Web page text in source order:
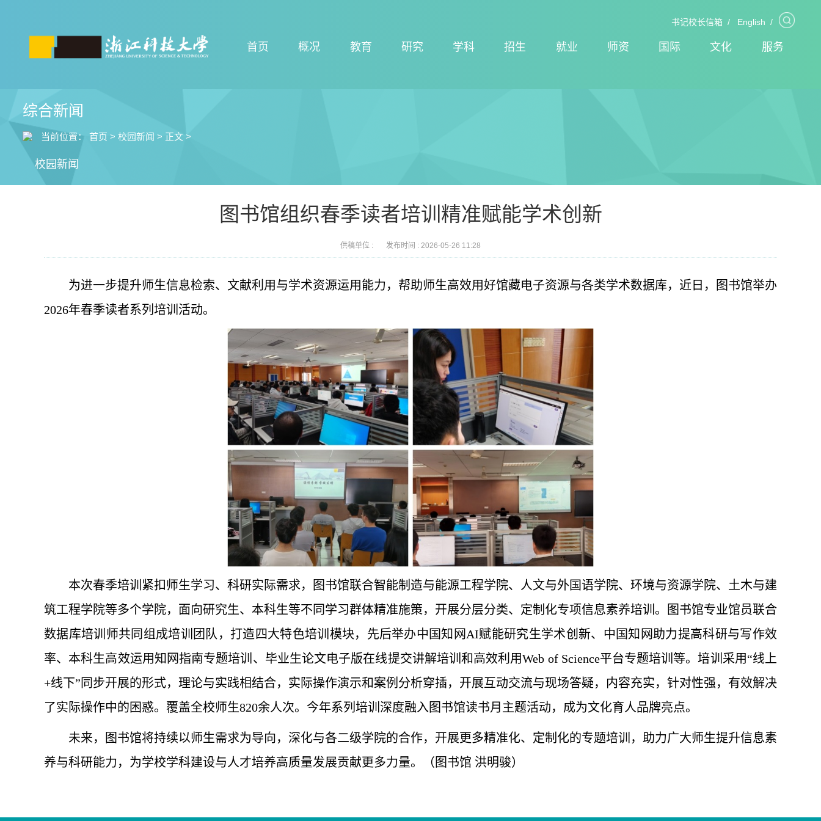
书记校长信箱 / English /
首页 概况 教育 研究 学科 招生 就业 师资 国际 文化 服务
综合新闻
当前位置： 首页 > 校园新闻 > 正文 >
校园新闻
图书馆组织春季读者培训精准赋能学术创新
供稿单位 : 发布时间 : 2026-05-26 11:28
为进一步提升师生信息检索、文献利用与学术资源运用能力，帮助师生高效用好馆藏电子资源与各类学术数据库，近日，图书馆举办
2026年春季读者系列培训活动。
本次春季培训紧扣师生学习、科研实际需求，图书馆联合智能制造与能源工程学院、人文与外国语学院、环境与资源学院、土木与建
筑工程学院等多个学院，面向研究生、本科生等不同学习群体精准施策，开展分层分类、定制化专项信息素养培训。
图书馆专业馆员联合
数据库培训师共同组成培训团队，打造四大特色培训模块，先后举办中国知网AI赋能研究生学术创新、中国知网助力提高科研与写作效
率、本科生高效运用知网指南专题培训、毕业生论文电子版在线提交讲解培训和高效利用Web of Science平台专题培训等。培训采用“线上
+线下”同步开展的形式，理论与实践相结合，实际操作演示和案例分析穿插，开展互动交流与现场答疑，内容充实，针对性强，有效解决
了实际操作中的困惑。覆盖全校师生820余人次。今年系列培训深度融入图书馆读书月主题活动，成为文化育人品牌亮点。
未来，图书馆将持续以师生需求为导向，深化与各二级学院的合作，开展更多精准化、定制化的专题培训，助力广大师生提升信息素
养与科研能力，为学校学科建设与人才培养高质量发展贡献更多力量。（图书馆 洪明骏）